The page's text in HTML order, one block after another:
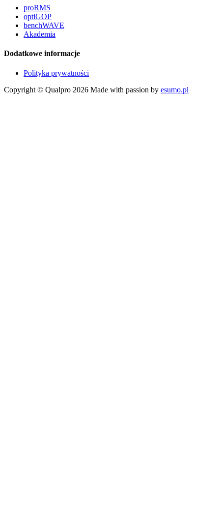
proRMS
optiGOP
benchWAVE
Akademia
Dodatkowe informacje
Polityka prywatności
Copyright © Qualpro 2026 Made with passion by esumo.pl